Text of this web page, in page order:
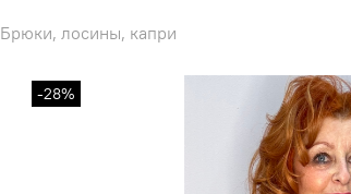
Брюки, лосины, капри
-28%